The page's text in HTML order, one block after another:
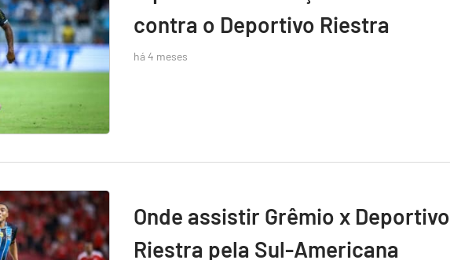
contra o Deportivo Riestra
há 4 meses
Onde assistir Grêmio x Deportivo
Riestra pela Sul-Americana